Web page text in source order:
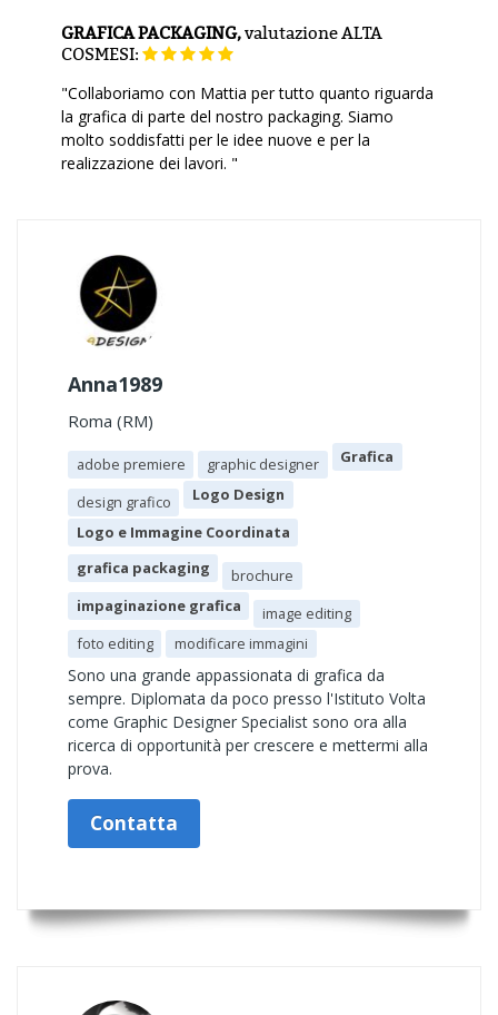
GRAFICA PACKAGING,valutazioneALTA
COSMESI:
"Collaboriamo con Mattia per tutto quanto riguarda
la grafica di parte del nostro packaging. Siamo
molto soddisfatti per le idee nuove e per la
realizzazione dei lavori. "
Anna1989
Roma (RM)
adobe premiere graphic designer Grafica
design grafico
Logo Design
Logo e Immagine Coordinata
grafica packaging
brochure
impaginazione grafica
image editing
foto editing
modificare immagini
Sono una grande appassionata di grafica da
sempre. Diplomata da poco presso l'Istituto Volta
come Graphic Designer Specialist sono ora alla
ricerca di opportunità per crescere e mettermi alla
prova.
Contatta